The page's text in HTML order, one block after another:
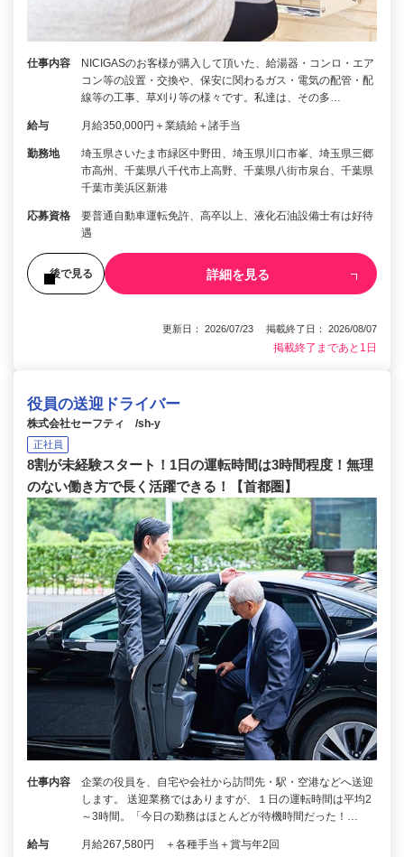
仕事内容
NICIGASのお客様が購入して頂いた、給湯器・コンロ・エア
コン等の設置・交換や、保安に関わるガス・電気の配管・配
線等の工事、草刈り等の様々です。私達は、その多…
給与 月給350,000円＋業績給＋諸手当
勤務地
埼玉県さいたま市緑区中野田、埼玉県川口市峯、埼玉県三郷
市高州、千葉県八千代市上高野、千葉県八街市泉台、千葉県
千葉市美浜区新港
応募資格
要普通自動車運転免許、高卒以上、液化石油設備士有は好待
遇
後で見る 詳細を見る
更新日： 2026/07/23 掲載終了日： 2026/08/07
掲載終了まであと1日
役員の送迎ドライバー
株式会社セーフティ /sh-y
正社員
8割が未経験スタート！1日の運転時間は3時間程度！無理
のない働き方で長く活躍できる！【首都圏】
仕事内容
企業の役員を、自宅や会社から訪問先・駅・空港などへ送迎
します。 送迎業務ではありますが、１日の運転時間は平均2
～3時間。「今日の勤務はほとんどが待機時間だった！…
給与 月給267,580円 ＋各種手当＋賞与年2回